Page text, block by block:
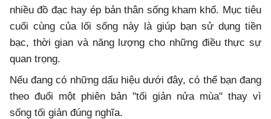
nhiều đồ đạc hay ép bản thân sống kham khổ. Mục tiêu
cuối cùng của lối sống này là giúp bạn sử dụng tiền
bạc, thời gian và năng lượng cho những điều thực sự
quan trọng.
Nếu đang có những dấu hiệu dưới đây, có thể bạn đang
theo đuổi một phiên bản "tối giản nửa mùa" thay vì
sống tối giản đúng nghĩa.